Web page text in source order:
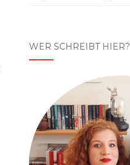
WER SCHREIBT HIER?